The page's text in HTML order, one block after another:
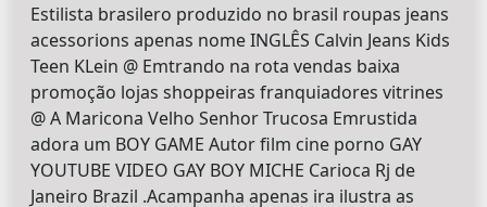
Estilista brasilero produzido no brasil roupas jeans
acessorions apenas nome INGLÊS Calvin Jeans Kids
Teen KLein @ Emtrando na rota vendas baixa
promoção lojas shoppeiras franquiadores vitrines
@ A Maricona Velho Senhor Trucosa Emrustida
adora um BOY GAME Autor film cine porno GAY
YOUTUBE VIDEO GAY BOY MICHE Carioca Rj de
Janeiro Brazil .Acampanha apenas ira ilustra as